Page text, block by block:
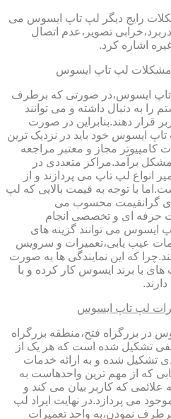
رایج دیگر لپ تاپ ایسوس می
تصویر،عدم اتصال
اشاره کرد.
مشکلات لپ تاپ ایسوس
ایسوس،در صورتی که برطرف
را به دنبال داشته و می توانند
قرار دهند.بنابراین در صورت
ایسوس خود باید در نزدیک ترین
مجاز و معتبر مراجعه
برآمد.مراکز متعددی در
انواع لپ تاپ می پردازند و از
با توجه به قیمت بالایی که لپ
گرانقیمت محسوب می
حرفه ای و تخصصی انجام
ایسوس می توانند گزینه های
عیب یابی،تعمیرات و سرویس
که این نمایندگی ها به صورت
با برند ایسوس کار کرده و با
لپ تاپ ایسوس
در بزرگراه فتح،منطقه بزرگراه
تشکیل شده است که هر یک از
تشکیل شده و به ارائه خدمات
که از مهم ترین واحدهاست به
که کاربر بیان می کند و
می پردازد.در نهایت ایراد لپ
نمودن،به واحد تعمیرات